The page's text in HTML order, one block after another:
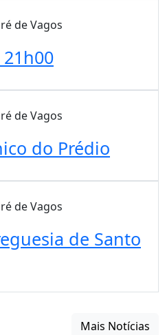
de Vagos
21h00
de Vagos
do Prédio
de Vagos
de Santo
Mais Notícias